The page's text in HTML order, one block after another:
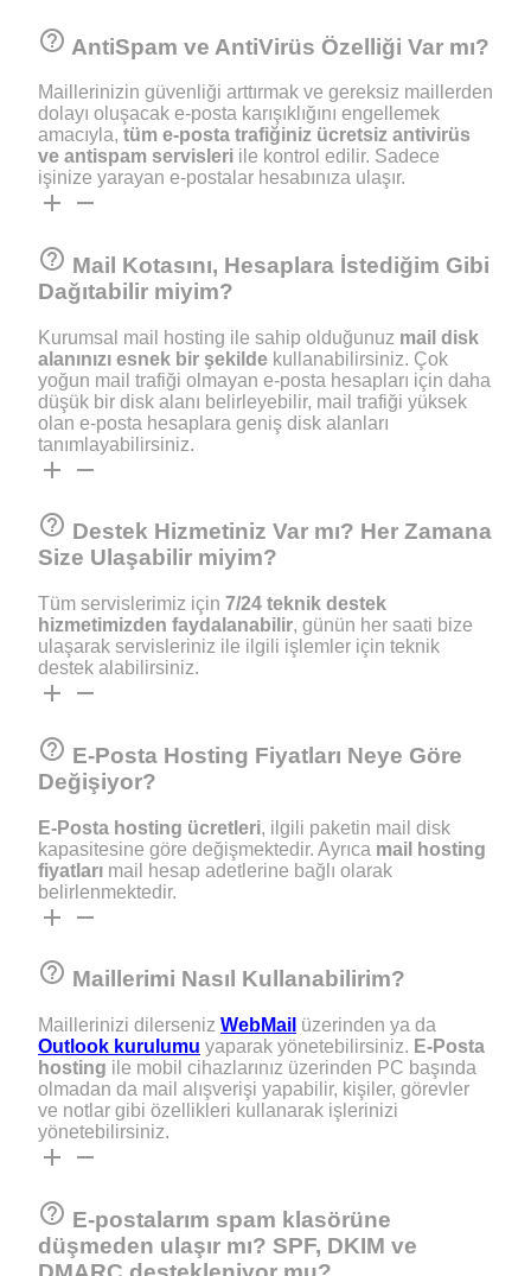
help_outline AntiSpam ve AntiVirüs Özelliği Var mı?
Maillerinizin güvenliği arttırmak ve gereksiz maillerden
dolayı oluşacak e-posta karışıklığını engellemek
amacıyla, tüm e-posta trafiğiniz ücretsiz antivirüs
ve antispam servisleri ile kontrol edilir. Sadece
işinize yarayan e-postalar hesabınıza ulaşır.
add remove
help_outline Mail Kotasını, Hesaplara İstediğim Gibi
Dağıtabilir miyim?
Kurumsal mail hosting ile sahip olduğunuz mail disk
alanınızı esnek bir şekilde kullanabilirsiniz. Çok
yoğun mail trafiği olmayan e-posta hesapları için daha
düşük bir disk alanı belirleyebilir, mail trafiği yüksek
olan e-posta hesaplara geniş disk alanları
tanımlayabilirsiniz.
add remove
help_outline Destek Hizmetiniz Var mı? Her Zamana
Size Ulaşabilir miyim?
Tüm servislerimiz için 7/24 teknik destek
hizmetimizden faydalanabilir, günün her saati bize
ulaşarak servisleriniz ile ilgili işlemler için teknik
destek alabilirsiniz.
add remove
help_outline E-Posta Hosting Fiyatları Neye Göre
Değişiyor?
E-Posta hosting ücretleri, ilgili paketin mail disk
kapasitesine göre değişmektedir. Ayrıca mail hosting
fiyatları mail hesap adetlerine bağlı olarak
belirlenmektedir.
add remove
help_outline Maillerimi Nasıl Kullanabilirim?
Maillerinizi dilerseniz WebMail üzerinden ya da
Outlook kurulumu yaparak yönetebilirsiniz. E-Posta
hosting ile mobil cihazlarınız üzerinden PC başında
olmadan da mail alışverişi yapabilir, kişiler, görevler
ve notlar gibi özellikleri kullanarak işlerinizi
yönetebilirsiniz.
add remove
help_outline E-postalarım spam klasörüne
düşmeden ulaşır mı? SPF, DKIM ve